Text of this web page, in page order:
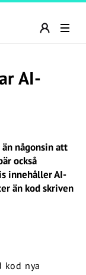
AI-
någonsin att
också
innehåller AI-
än kod skriven